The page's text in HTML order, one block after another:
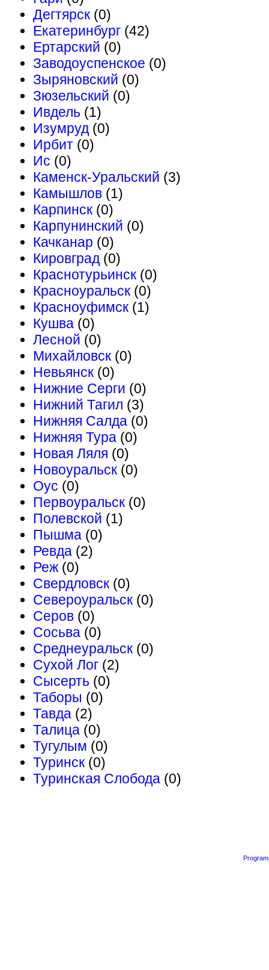
Дегтярск (0)
Екатеринбург (42)
Ертарский (0)
Заводоуспенское (0)
Зыряновский (0)
Зюзельский (0)
Ивдель (1)
Изумруд (0)
Ирбит (0)
Ис (0)
Каменск-Уральский (3)
Камышлов (1)
Карпинск (0)
Карпунинский (0)
Качканар (0)
Кировград (0)
Краснотурьинск (0)
Красноуральск (0)
Красноуфимск (1)
Кушва (0)
Лесной (0)
Михайловск (0)
Невьянск (0)
Нижние Серги (0)
Нижний Тагил (3)
Нижняя Салда (0)
Нижняя Тура (0)
Новая Ляля (0)
Новоуральск (0)
Оус (0)
Первоуральск (0)
Полевской (1)
Пышма (0)
Ревда (2)
Реж (0)
Свердловск (0)
Североуральск (0)
Серов (0)
Сосьва (0)
Среднеуральск (0)
Сухой Лог (2)
Сысерть (0)
Таборы (0)
Тавда (2)
Талица (0)
Тугулым (0)
Туринск (0)
Туринская Слобода (0)